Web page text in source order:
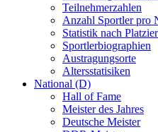
Teilnehmerzahlen
Anzahl Sportler pro
Statistik nach
Sportlerbiographien
Austragungsorte
Altersstatisiken
National (D)
Hall of Fame
Meister des Jahres
Deutsche Meister